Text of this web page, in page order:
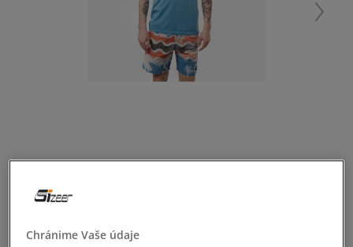
LOOKBACK
Chránime Vaše údaje